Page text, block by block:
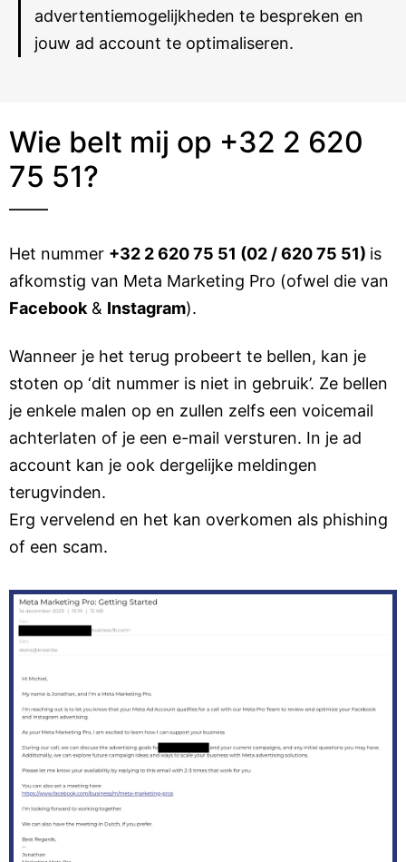
advertentiemogelijkheden te bespreken en
jouw ad account te optimaliseren.
Wie belt mij op +32 2 620
75 51?
Het nummer +32 2 620 75 51 (02 / 620 75 51) is
afkomstig van Meta Marketing Pro (ofwel die van
Facebook & Instagram).
Wanneer je het terug probeert te bellen, kan je
stoten op ‘dit nummer is niet in gebruik’. Ze bellen
je enkele malen op en zullen zelfs een voicemail
achterlaten of je een e-mail versturen. In je ad
account kan je ook dergelijke meldingen
terugvinden.
Erg vervelend en het kan overkomen als phishing
of een scam.